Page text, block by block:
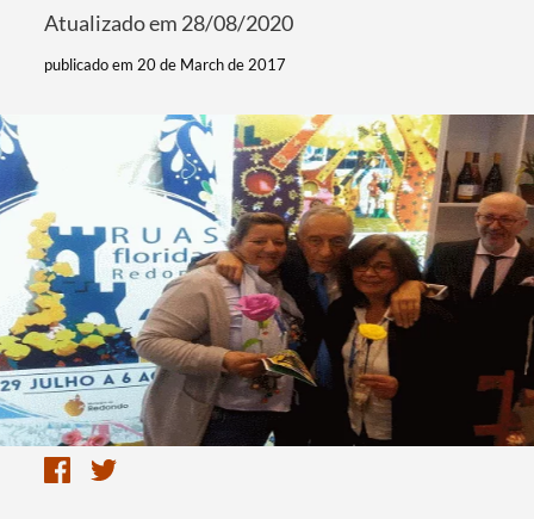
Atualizado em 28/08/2020
publicado em 20 de March de 2017